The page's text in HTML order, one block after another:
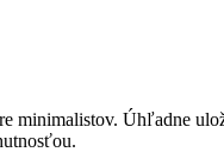
minimalistov. Úhľadne